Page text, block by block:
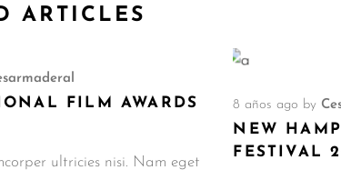
ARTICLES
FILM AWARDS
ultricies nisi. Nam eget
8 años ago by
NEW
FESTIVAL